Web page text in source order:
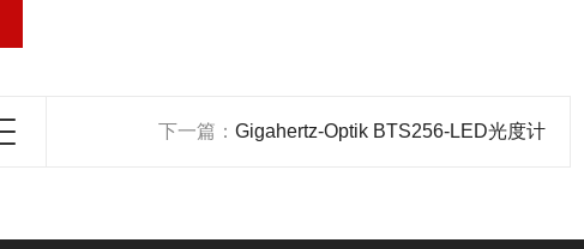
下一篇： Gigahertz-Optik BTS256-LED光度计